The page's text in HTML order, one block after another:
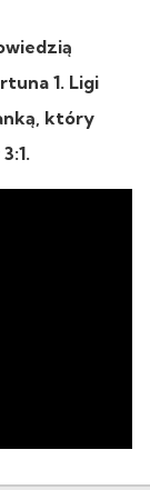
1. Ligi
który